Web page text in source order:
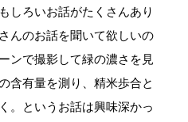
しろいお話がたくさんあり
んのお話を聞いて欲しいの
ンで撮影して緑の濃さを見
含有量を測り、精米歩合と
。というお話は興味深かっ